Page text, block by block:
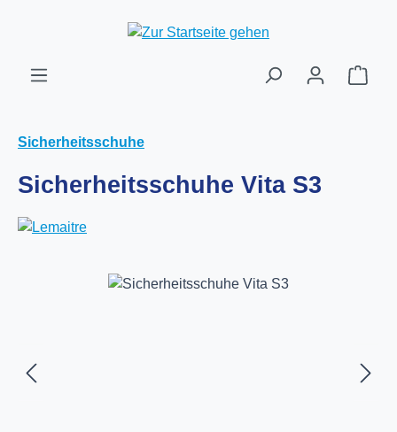
Zum Hauptinhalt springen
Sicherheitsschuhe
Sicherheitsschuhe Vita S3
Bildergalerie überspringen